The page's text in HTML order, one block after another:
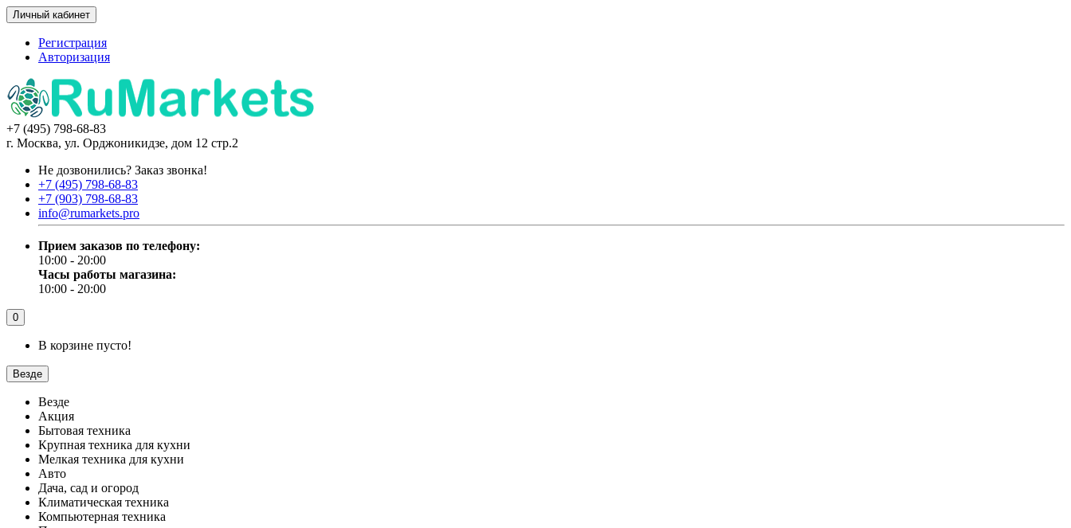
Личный кабинет
Регистрация
Авторизация
+7 (495) 798-68-83
г. Москва, ул. Орджоникидзе, дом 12 стр.2
Не дозвонились? Заказ звонка!
+7 (495) 798-68-83
+7 (903) 798-68-83
info@rumarkets.pro
Прием заказов по телефону:
10:00 - 20:00
Часы работы магазина:
10:00 - 20:00
0
В корзине пусто!
Везде
Везде
Акция
Бытовая техника
Крупная техника для кухни
Мелкая техника для кухни
Авто
Дача, сад и огород
Климатическая техника
Компьютерная техника